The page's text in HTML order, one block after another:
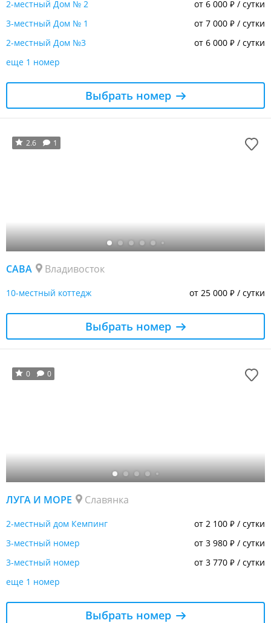
2-местный Дом № 2 от 6 000 ₽ / сутки
3-местный Дом № 1
от 7 000 ₽ / сутки
2-местный Дом №3
от 6 000 ₽ / сутки
еще 1 номер
Выбрать номер
2.6 1
САВА Владивосток
10-местный коттедж от 25 000 ₽ / сутки
Выбрать номер
0 0
ЛУГА И МОРЕ Славянка
2-местный дом Кемпинг от 2 100 ₽ / сутки
3-местный номер
от 3 980 ₽ / сутки
3-местный номер
от 3 770 ₽ / сутки
еще 1 номер
Выбрать номер